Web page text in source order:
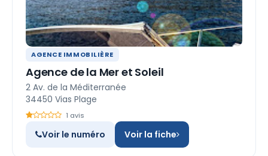
AGENCE IMMOBILIÈRE
Agence de la Mer et Soleil
2 Av. de la Méditerranée
34450 Vias Plage
1 avis
Voir le numéro Voir la fiche